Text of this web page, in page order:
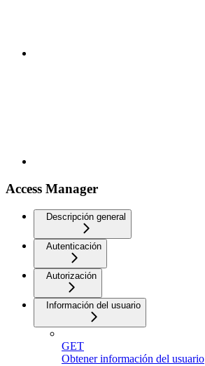
Access Manager
Descripción general
Autenticación
Autorización
Información del usuario
GET
Obtener información del usuario